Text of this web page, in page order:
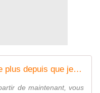
Ce sentiment qui ne me quitte plus depuis que je suis mère - Votre-Solution
de maintenant, vous